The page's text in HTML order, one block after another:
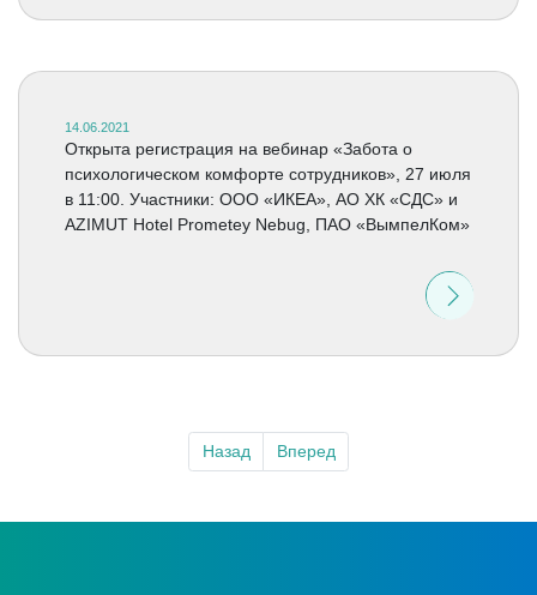
14.06.2021
Открыта регистрация на вебинар «Забота о
психологическом комфорте сотрудников», 27 июля
в 11:00. Участники: ООО «ИКЕА», АО ХК «СДС» и
AZIMUT Hotel Prometey Nebug, ПАО «ВымпелКом»
Назад Вперед